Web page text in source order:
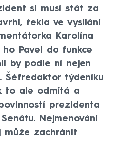
si musí stát za
řekla ve vysílání
Karolína
ho Pavel do funkce
by podle ní nejen
Šéfredaktor týdeníku
to ale odmítá a
prezidenta
Nejmenování
může zachránit